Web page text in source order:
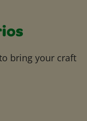
bring your craft